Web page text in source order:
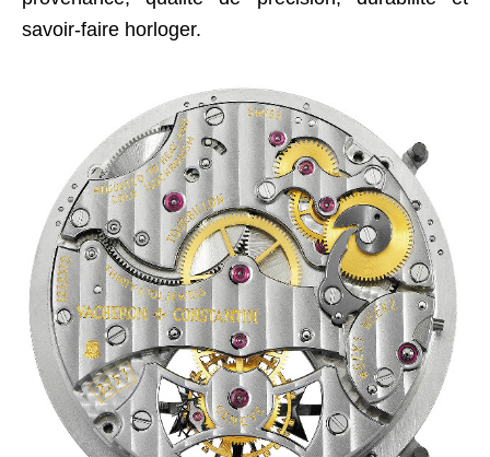
savoir-faire horloger.